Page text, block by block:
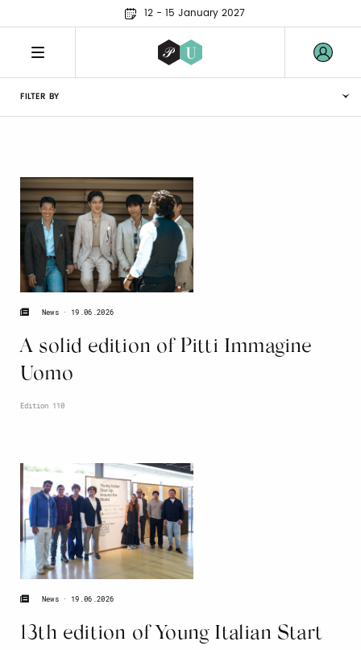
12 - 15 January 2027
FILTER BY
A solid edition of Pitti Immagine
Uomo
News 19.06.2026
Edition 110
13th edition of Young Italian Start
News 19.06.2026